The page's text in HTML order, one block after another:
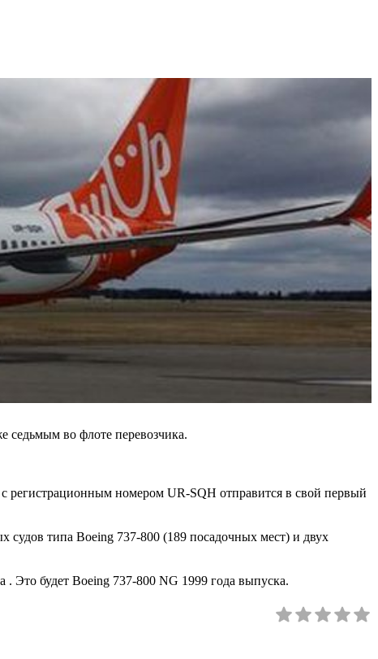
седьмым во флоте перевозчика.
номером UR-SQH отправится в свой первый
судов типа Boeing 737-800 (189 посадочных мест) и двух
. Это будет Boeing 737-800 NG 1999 года выпуска.